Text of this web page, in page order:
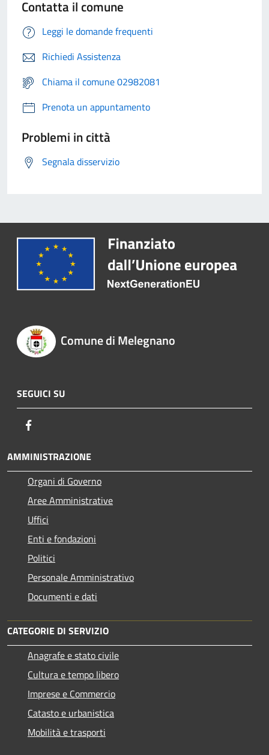
Contatta il comune
Leggi le domande frequenti
Richiedi Assistenza
Chiama il comune 02982081
Prenota un appuntamento
Problemi in città
Segnala disservizio
Comune di Melegnano
SEGUICI SU
AMMINISTRAZIONE
Organi di Governo
Aree Amministrative
Uffici
Enti e fondazioni
Politici
Personale Amministrativo
Documenti e dati
CATEGORIE DI SERVIZIO
Anagrafe e stato civile
Cultura e tempo libero
Imprese e Commercio
Catasto e urbanistica
Mobilità e trasporti